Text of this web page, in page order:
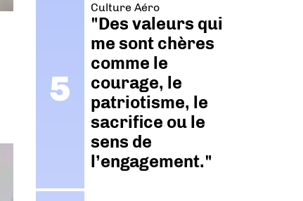
Culture Aéro
"Des valeurs qui
me sont chères
comme le
courage, le
patriotisme, le
sacrifice ou le
sens de
l’engagement."